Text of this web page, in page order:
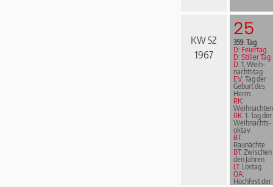
KW 52
1967
25
359. Tag
D: Feiertag
D: Stiller Tag
D: 1. Weih­
nachts­tag
EV: Tag der
Geburt des
Herrn
RK:
Weihnachten
RK: 1. Tag der
Weih­nachts­
ok­tav
BT:
Raunächte
BT: Zwischen
den Jahren
LT: Lostag
OA:
Hochfest der